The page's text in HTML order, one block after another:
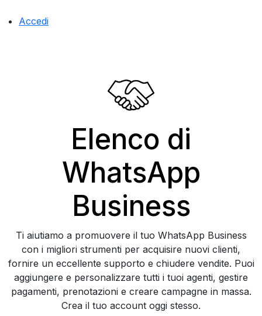
Accedi
Elenco di
WhatsApp
Business
Ti aiutiamo a promuovere il tuo WhatsApp Business
con i migliori strumenti per acquisire nuovi clienti,
fornire un eccellente supporto e chiudere vendite. Puoi
aggiungere e personalizzare tutti i tuoi agenti, gestire
pagamenti, prenotazioni e creare campagne in massa.
Crea il tuo account oggi stesso.